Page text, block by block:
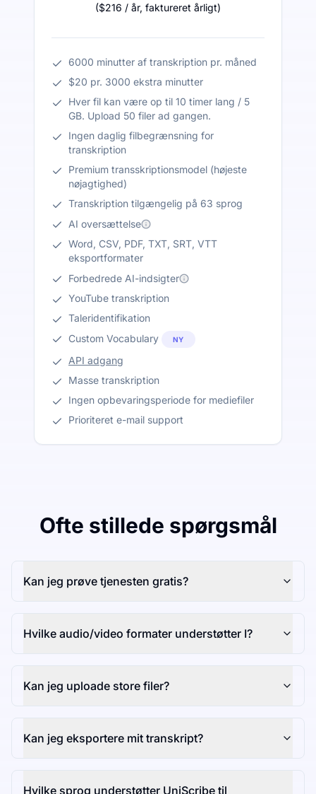
($216 / år, faktureret årligt)
6000 minutter af transkription pr. måned
$20 pr. 3000 ekstra minutter
Hver fil kan være op til 10 timer lang / 5
GB. Upload 50 filer ad gangen.
Ingen daglig filbegrænsning for
transkription
Premium transskriptionsmodel (højeste
nøjagtighed)
Transkription tilgængelig på 63 sprog
AI oversættelse
Word, CSV, PDF, TXT, SRT, VTT
eksportformater
Forbedrede AI-indsigter
YouTube transkription
Taleridentifikation
Custom Vocabulary
NY
API adgang
Masse transkription
Ingen opbevaringsperiode for mediefiler
Prioriteret e-mail support
Ofte stillede spørgsmål
Kan jeg prøve tjenesten gratis?
Hvilke audio/video formater understøtter I?
Kan jeg uploade store filer?
Kan jeg eksportere mit transkript?
Hvilke sprog understøtter UniScribe til